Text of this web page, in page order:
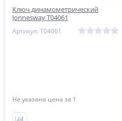
Ключ динамометрический
Jonnesway T04061
Артикул: T04061
Не указана цена за 1